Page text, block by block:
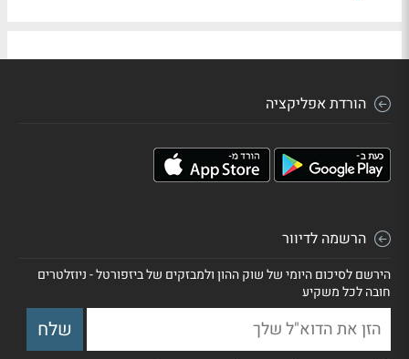
הורדת אפליקציה
הרשמה לדיוור
הירשם לסיכום היומי של שוק ההון ולמבזקים של ביזפורטל - ניוזלטרים
חובה לכל משקיע